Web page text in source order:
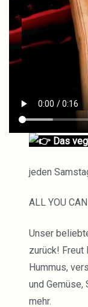
Das
jeden
ALL YOU
Unser
zurück! Freut
Hummus,
und Gemüse,
mehr.